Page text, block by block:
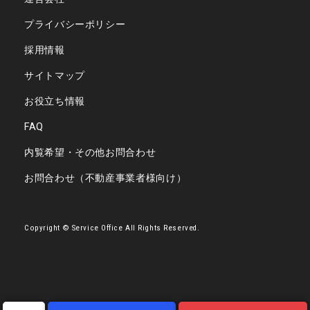
プライバシーポリシー
採用情報
サイトマップ
お役立ち情報
FAQ
内覧希望・その他お問合わせ
お問合わせ（不動産事業者様向け）
Copyright © Service Office All Rights Reserved.